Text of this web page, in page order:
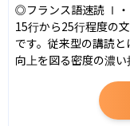
◎フランス語速読 Ⅰ
15行から25行程度の
です。従来型の講読
向上を図る密度の濃い